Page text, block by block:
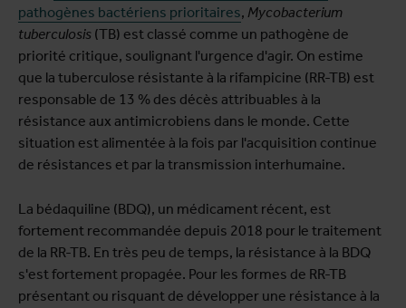
pathogènes bactériens prioritaires, Mycobacterium
tuberculosis (TB) est classé comme un pathogène de
priorité critique, soulignant l'urgence d'agir. On estime
que la tuberculose résistante à la rifampicine (RR-TB) est
responsable de 13 % des décès attribuables à la
résistance aux antimicrobiens dans le monde. Cette
situation est alimentée à la fois par l'acquisition continue
de résistances et par la transmission interhumaine.
La bédaquiline (BDQ), un médicament récent, est
fortement recommandée depuis 2018 pour le traitement
de la RR-TB. En très peu de temps, la résistance à la BDQ
s'est fortement propagée. Pour les formes de RR-TB
présentant ou risquant de développer une résistance à la